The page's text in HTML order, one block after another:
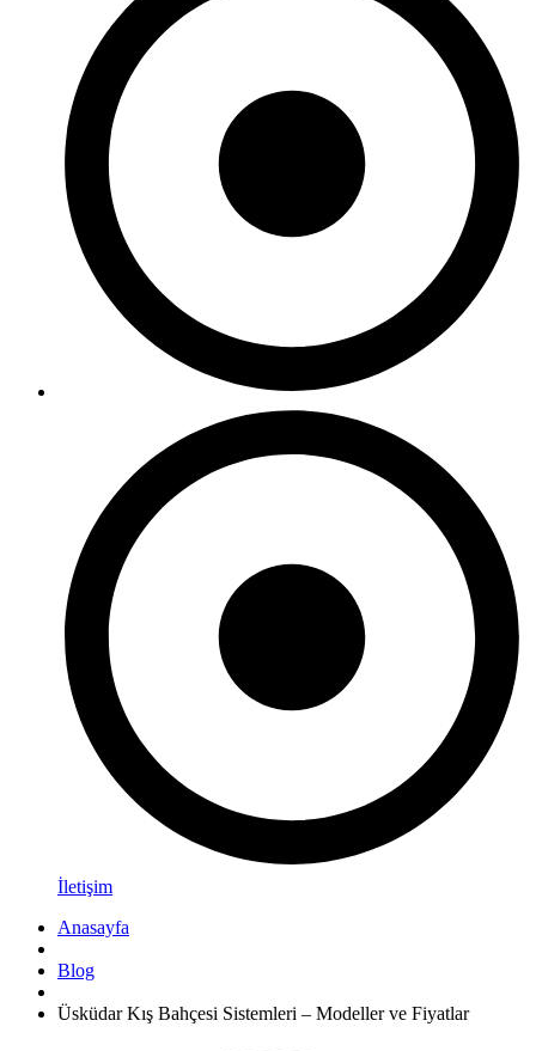
İletişim
Anasayfa
Blog
Üsküdar Kış Bahçesi Sistemleri – Modeller ve Fiyatlar